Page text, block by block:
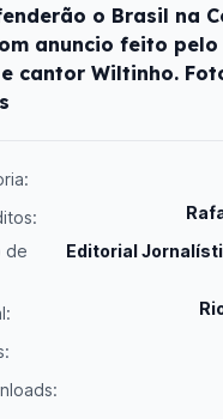
o Brasil na
anuncio feito pelo
e cantor Wiltinho.
de
Editorial